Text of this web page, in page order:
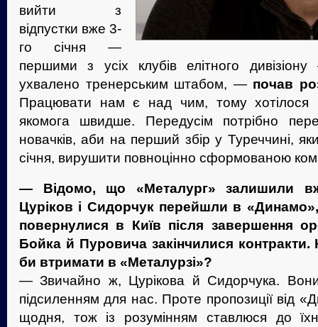
вийти з
відпустки вже 3-
го січня —
першими з усіх клубів елітного
ухвалено тренерським штабом, —почав
Працювати нам є над чим, тому хотілося
якомога швидше. Передусім потрібно
новачків, аби на перший збір у Туреччині,
січня, вирушити повноцінно сформованою
— Відомо, що «Металург» залишили
Цуріков і Сидорчук перейшли в
повернулися в Київ після завершення
Бойка й Пуровича закінчилися контракти.
би втримати в «Металурзі»?
— Звичайно ж, Цурікова й Сидорчука.
підсиленням для нас. Проте пропозиції від
щодня, тож із розумінням ставлюся до